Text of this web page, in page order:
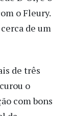
o Fleury.
de um
de três
o
com bons